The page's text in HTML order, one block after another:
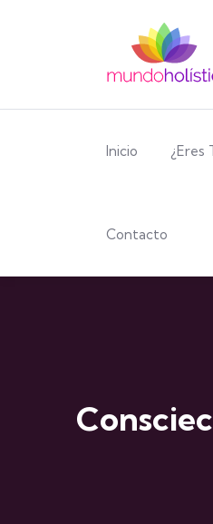
Inicio ¿Eres
Contacto